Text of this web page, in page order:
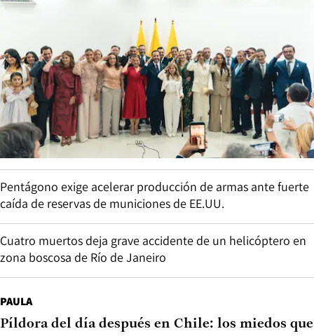
Pentágono exige acelerar producción de armas ante fuerte
caída de reservas de municiones de EE.UU.
Cuatro muertos deja grave accidente de un helicóptero en
zona boscosa de Río de Janeiro
PAULA
Píldora del día después en Chile: los miedos que